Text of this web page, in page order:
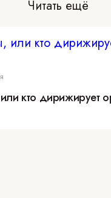
Читать ещё
кто дирижирует